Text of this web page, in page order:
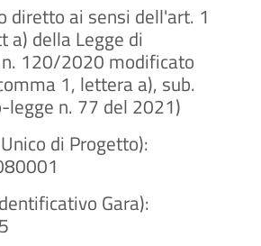
diretto ai sensi dell'art. 1
a) della Legge di
120/2020 modificato
1, lettera a), sub.
legge n. 77 del 2021)
di Progetto):
Gara):